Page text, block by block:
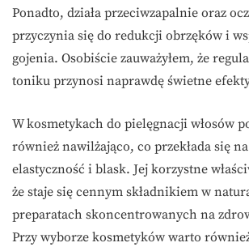
Ponadto, działa przeciwzapalnie oraz
przyczynia się do redukcji obrzęków i
gojenia. Osobiście zauważyłem, że
toniku przynosi naprawdę świetne
W kosmetykach do pielęgnacji włosów
również nawilżająco, co przekłada się
elastyczność i blask. Jej korzystne
że staje się cennym składnikiem w
preparatach skoncentrowanych na
Przy wyborze kosmetyków warto